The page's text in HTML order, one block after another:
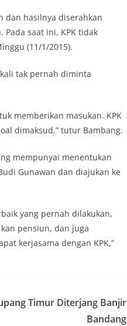
dan hasilnya diserahkan
saat ini, KPK tidak
(11/1/2015).
tak pernah diminta
memberikan masukan. KPK
dimaksud‎,” tutur Bambang.
mempunyai menentukan
Gunawan dan diajukan ke
yang pernah dilakukan,
pensiun, dan juga
kerjasama dengan KPK,”
Timur Diterjang Banjir
Bandang